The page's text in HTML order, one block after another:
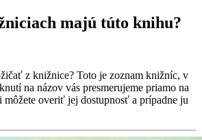
majú túto knihu?
z knižnice? Toto je zoznam knižníc, v
na názov vás presmerujeme priamo na
môžete overiť jej dostupnosť a prípadne ju